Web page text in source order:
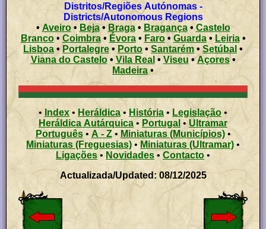
Distritos/Regiões Autónomas -
Districts/Autonomous Regions
•Aveiro• Beja• Braga• Bragança• Castelo
Branco• Coimbra• Évora• Faro• Guarda•Leiria•
Lisboa • Portalegre • Porto• Santarém • Setúbal •
Viana do Castelo• Vila Real • Viseu •Açores•
Madeira•
• Index• Heráldica • História • Legislação •
Heráldica Autárquica• Portugal • Ultramar
Português• A - Z• Miniaturas (Municípios)•
Miniaturas (Freguesias) • Miniaturas (Ultramar) •
Ligações • Novidades • Contacto •
Actualizada/Updated: 08/12/2025